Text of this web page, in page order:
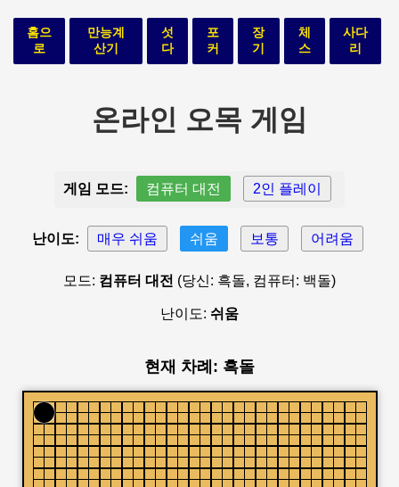
홈으
로
만능계
산기
섯
다
포
커
장
기
체
스
사다
리
온라인 오목 게임
게임 모드: 컴퓨터 대전 2인 플레이
난이도: 매우 쉬움 쉬움 보통 어려움
모드: 컴퓨터 대전 (당신: 흑돌, 컴퓨터: 백돌)
난이도: 쉬움
현재 차례: 흑돌